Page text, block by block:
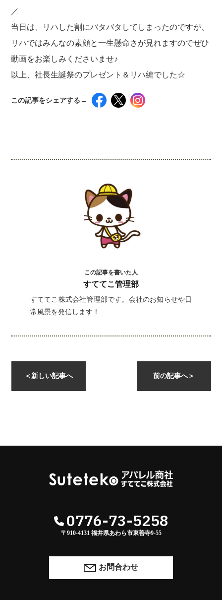
／
当日は、リハした割にバタバタしてしまったのですが、
リハではみんなの素顔と一生懸命さが見れますのでぜひ
動画をお楽しみくださいませ♪
以上、社長生誕祭のプレゼント＆リハ編でした☆
この記事をシェアする→
この記事を書いた人
すててこ管理部
すててこ株式会社管理部です。会社のお知らせや日
常風景を発信します！
前の記事へ＞
＜ 新しい記事へ
0776-73-5258
〒910-4131 福井県あわら市東善寺9-55
お問合わせ